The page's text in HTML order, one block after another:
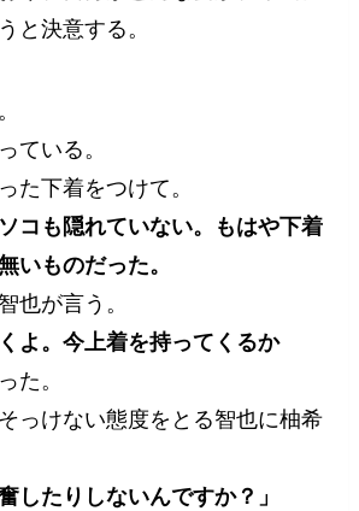
と決意する。
ている。
た下着をつけて。
コも隠れていない。もはや下着
いものだった。
也が言う。
くよ。今上着を持ってくるか
た。
っけない態度をとる智也に柚希
したりしないんですか？」